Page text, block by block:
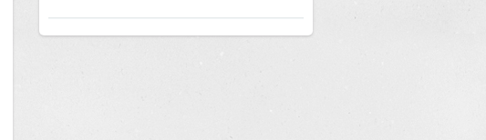
2027.I....